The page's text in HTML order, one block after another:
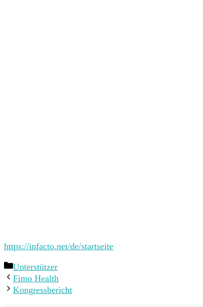
https://infacto.net/de/startseite
Kategorien
Unterstützer
Fimo Health
Kongressbericht